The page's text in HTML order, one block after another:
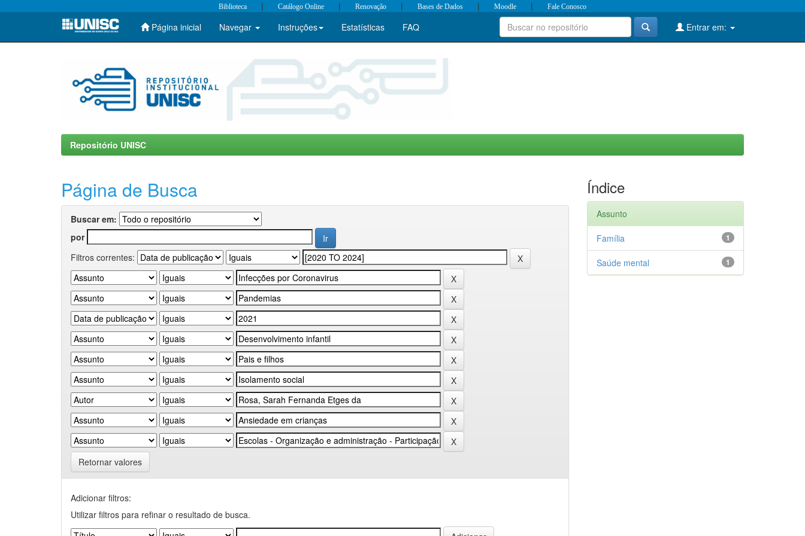
Skip
Biblioteca | Catálogo Online | Renovação | Bases de Dados | Moodle | Fale Conosco
Página inicial Navegar Instruções Estatísticas FAQ Entrar em:
Repositório UNISC
Página de Busca
Buscar em:
por
Filtros correntes:
Retornar valores
Adicionar filtros:
Utilizar filtros para refinar o resultado de busca.
Índice
Assunto
1
Família
1
Saúde mental